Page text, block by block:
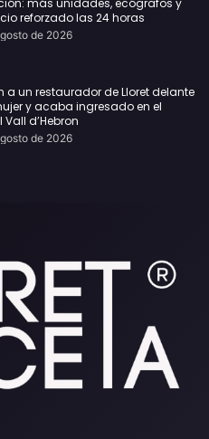
más unidades, ecógrafos y
reforzado las 24 horas
de 2026
a un restaurador de Lloret delante
y acaba ingresado en el
d’Hebron
de 2026